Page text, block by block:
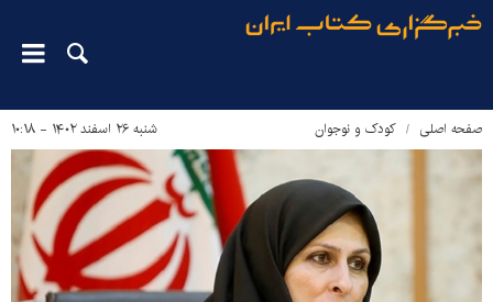
صفحه اصلی کودک و نوجوان شنبه ۲۶ اسفند ۱۴۰۲ - ۱۰:۱۸